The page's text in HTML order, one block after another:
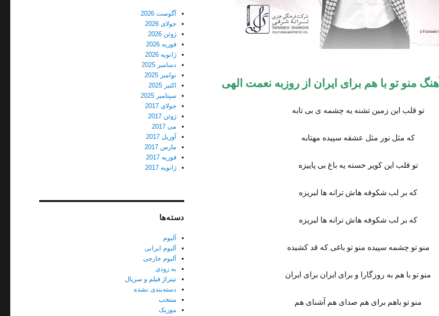
منو تو با هم براى ایران از روزبه نعمت الهی
تو قلب این زمین تشنه یه چشمه ی بی تابه
که مثل نور مثل عشقه سپیده مهتابه
تو قلب این کویر خسته یه باغ بی پاییزه
که بر لب شکوفه هاش ترانه ها لبریزه
که بر لب شکوفه هاش ترانه ها لبریزه
منو تو چشمه سپیده منو تو باغی که قد کشیده
منو تو با هم به روزگارا و برای ایران برای ایران
منو تو باهم برای هم صدای هم آشنای هم
آگوست 2026
جولای 2026
ژوئن 2026
فوریه 2026
ژانویه 2026
دسامبر 2025
نوامبر 2025
اکتبر 2025
سپتامبر 2025
جولای 2017
ژوئن 2017
می 2017
آوریل 2017
مارس 2017
فوریه 2017
ژانویه 2017
دسته‌ها
آلبوم
آلبوم ایرانی
آلبوم خارجی
به زودی
تیتراژ فیلم و سریال
دسته‌بندی نشده
منتخب
موزیک